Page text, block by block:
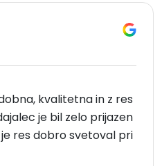
kvalitetna in z res
je bil zelo prijazen
res dobro svetoval pri